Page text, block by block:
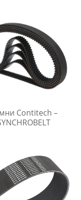
Contitech –